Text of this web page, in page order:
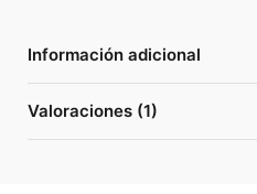
Información adicional
Valoraciones (1)